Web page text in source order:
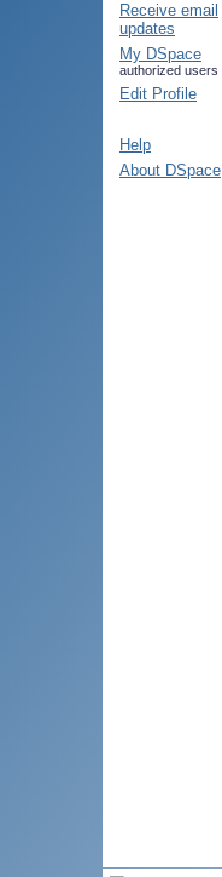
Receive email
updates
My DSpace
authorized users
Edit Profile
Help
About DSpace